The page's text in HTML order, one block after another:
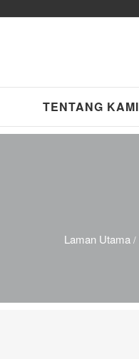
TENTANG KAMI
Laman Utama /